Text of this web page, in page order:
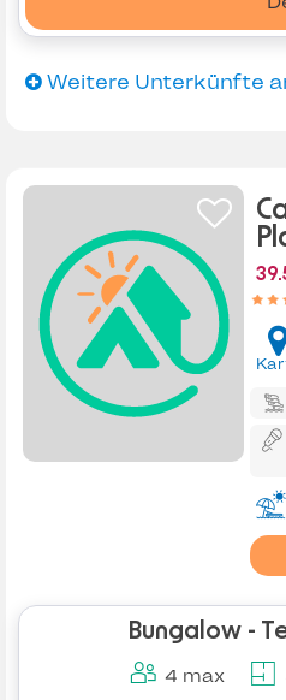
Weitere Unterkünfte
Bungalow -
4 max